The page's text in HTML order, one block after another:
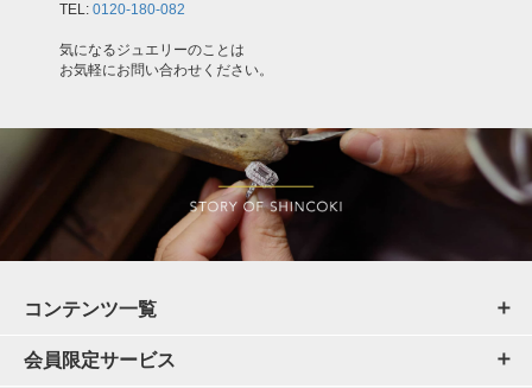
TEL: 0120-180-082
気になるジュエリーのことは
お気軽にお問い合わせください。
コンテンツ一覧
会員限定サービス